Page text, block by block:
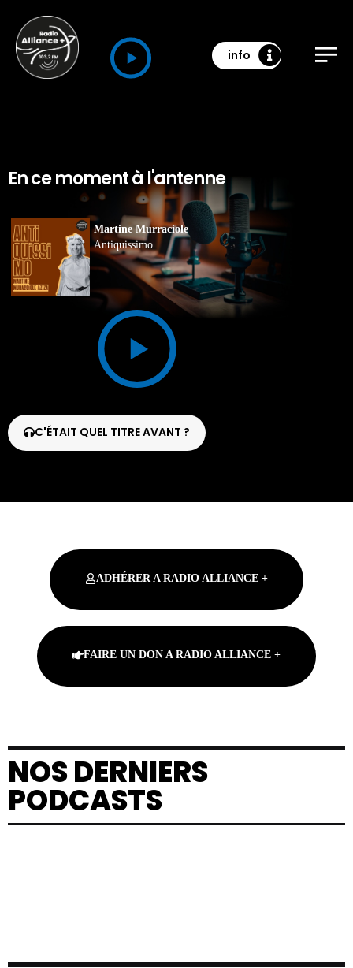
info
En ce moment à l'antenne
Martine Murraciole
Antiquissimo
C'ÉTAIT QUEL TITRE AVANT ?
ADHÉRER A RADIO ALLIANCE +
FAIRE UN DON A RADIO ALLIANCE +
NOS DERNIERS
PODCASTS